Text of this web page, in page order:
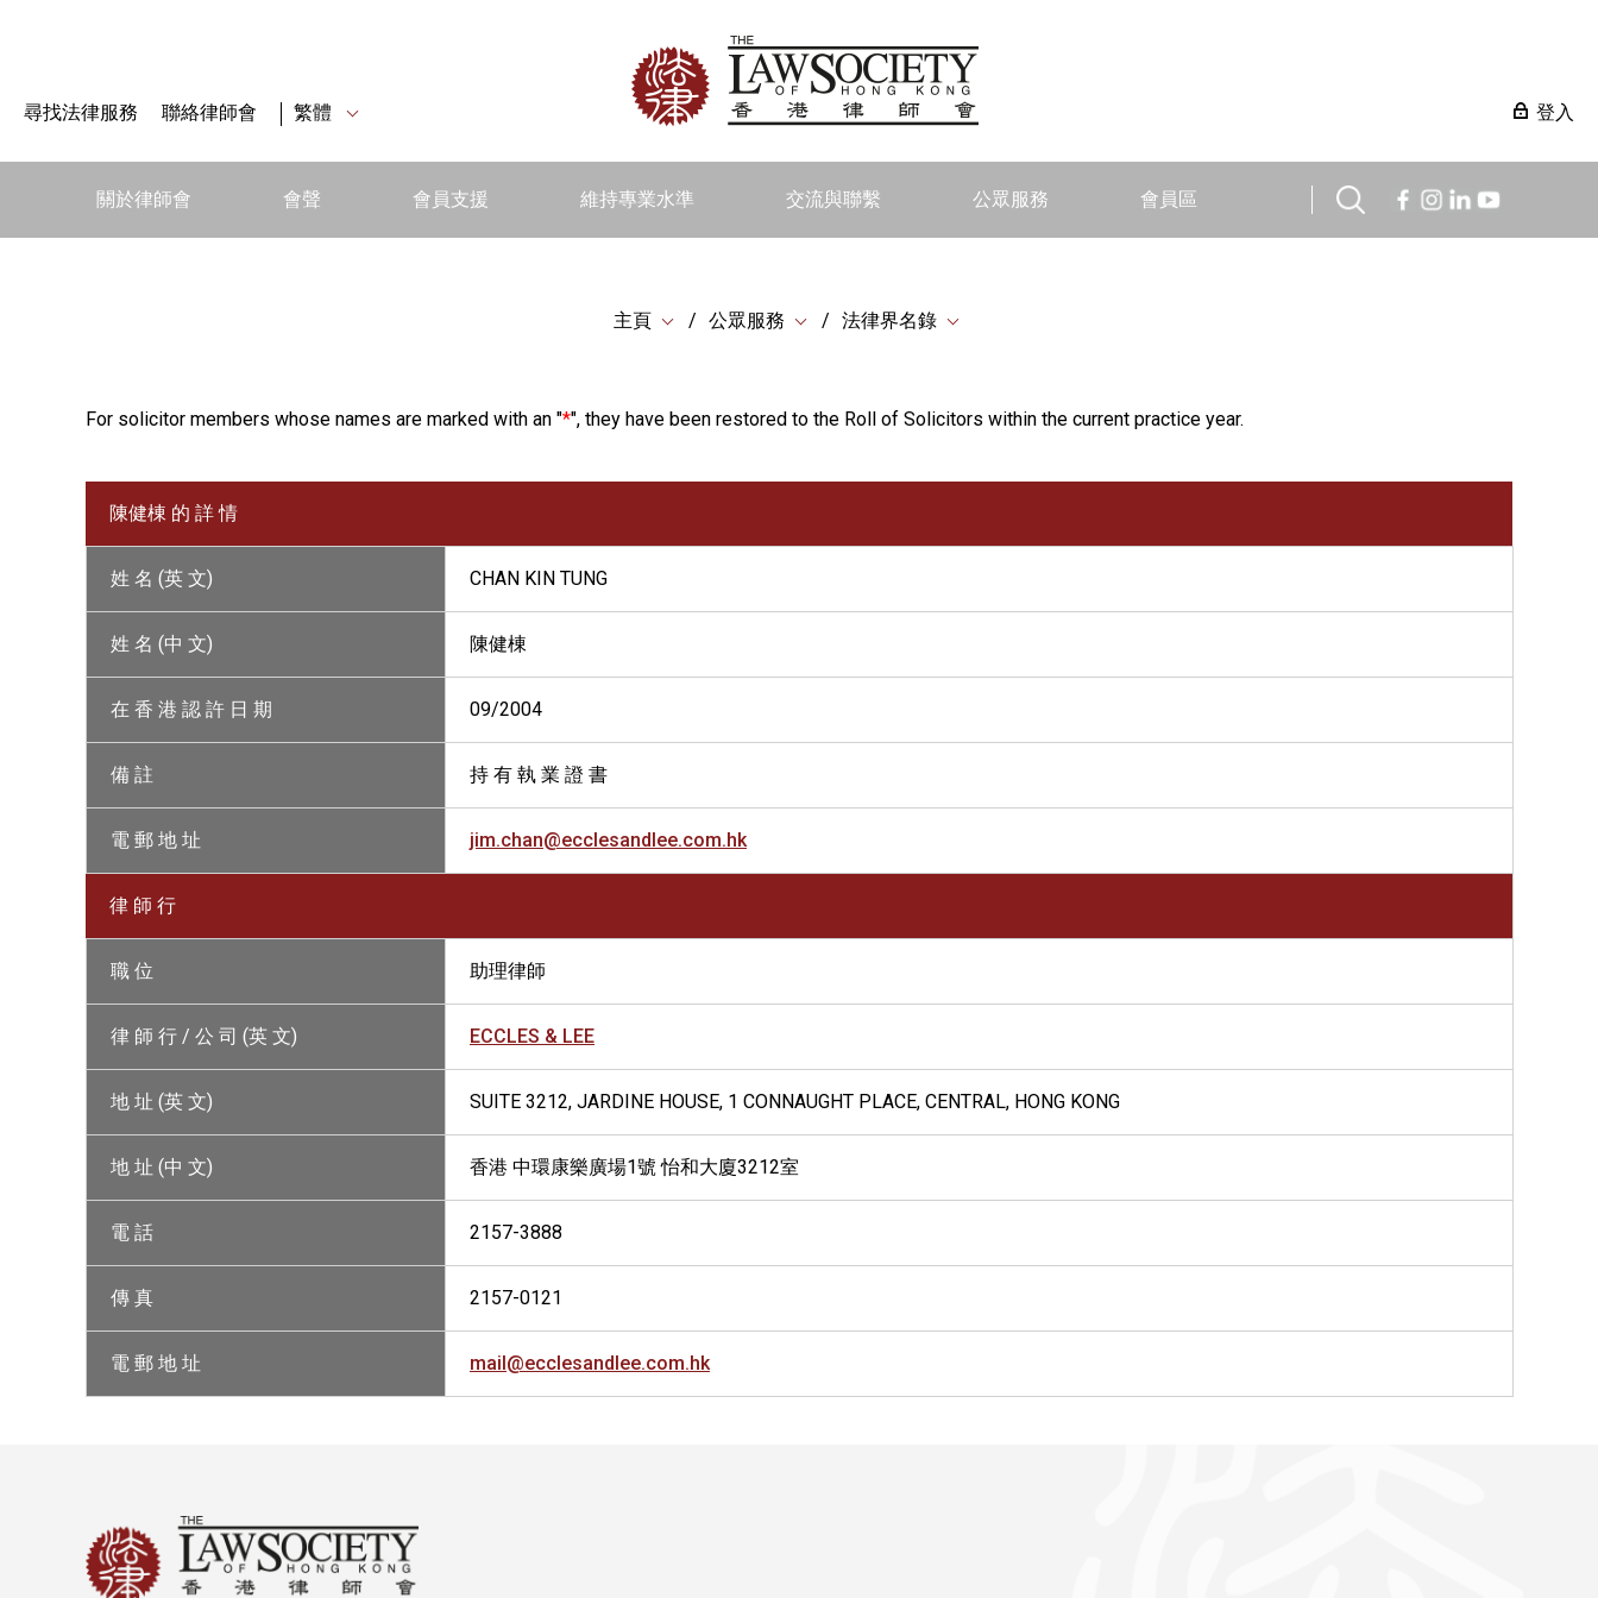
尋找法律服務 聯絡律師會 繁體 登入
關於律師會 會聲 會員支援 維持專業水準 交流與聯繫 公眾服務 會員區
主頁 公眾服務 法律界名錄
For solicitor members whose names are marked with an "*", they have been restored to the Roll of Solicitors within the current practice year.
陳健棟 的 詳 情
姓 名 (英 文) CHAN KIN TUNG
姓 名 (中 文) 陳健棟
在 香 港 認 許 日 期 09/2004
備 註 持 有 執 業 證 書
電 郵 地 址 jim.chan@ecclesandlee.com.hk
律 師 行
職 位 助理律師
律 師 行 / 公 司 (英 文) ECCLES & LEE
地 址 (英 文) SUITE 3212, JARDINE HOUSE, 1 CONNAUGHT PLACE, CENTRAL, HONG KONG
地 址 (中 文) 香港 中環康樂廣場1號 怡和大廈3212室
電 話 2157-3888
傳 真 2157-0121
電 郵 地 址 mail@ecclesandlee.com.hk